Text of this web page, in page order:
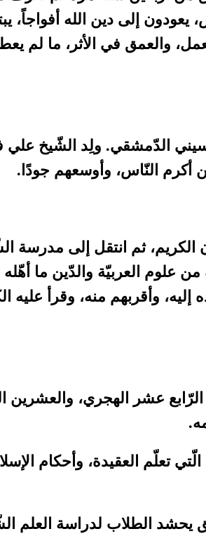
إلى دين الله أفواجاً،
والعمق في الأثر، ما لم
النّاس، وأوسعهم جودًا.
ثم انتقل إلى مدرسة
من علوم العربيّة والدّين
وأقربهم منه، وقرأ
عشر الهجري، والعشرين
تعلّم العقيدة، وأحكام
يحشد الطلاب لدراسة